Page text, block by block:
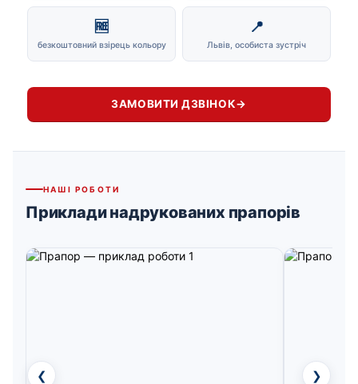
🆓
безкоштовний взірець кольору
📍
Львів, особиста зустріч
ЗАМОВИТИ ДЗВІНОК→
НАШІ РОБОТИ
Приклади надрукованих прапорів
❮ ❯